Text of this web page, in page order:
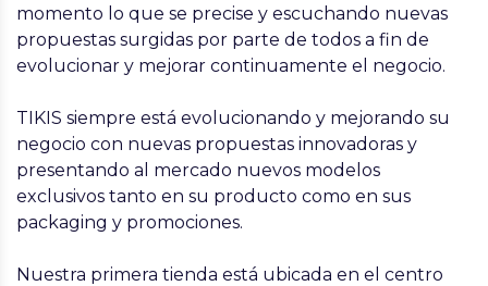
momento lo que se precise y escuchando nuevas
propuestas surgidas por parte de todos a fin de
evolucionar y mejorar continuamente el negocio.
TIKIS siempre está evolucionando y mejorando su
negocio con nuevas propuestas innovadoras y
presentando al mercado nuevos modelos
exclusivos tanto en su producto como en sus
packaging y promociones.
Nuestra primera tienda está ubicada en el centro